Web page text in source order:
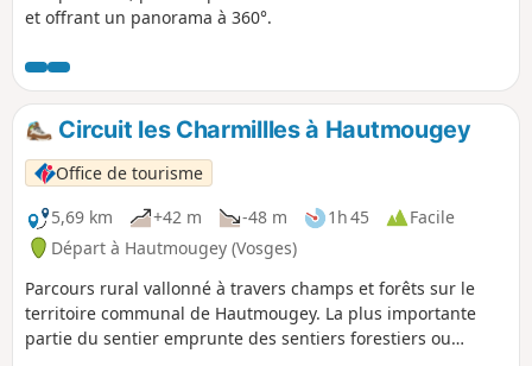
et offrant un panorama à 360°.
Circuit les Charmillles à Hautmougey
Office de tourisme
5,69 km
+42 m -48 m 1h 45
Facile
Départ à Hautmougey (Vosges)
Parcours rural vallonné à travers champs et forêts sur le
territoire communal de Hautmougey. La plus importante
partie du sentier emprunte des sentiers forestiers ou